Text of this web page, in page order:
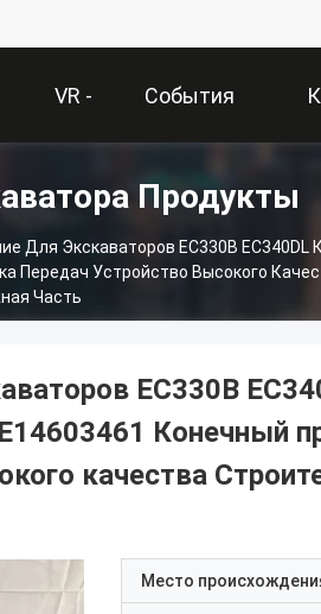
VR -
Шоу
События
Продукты
Для Экскаваторов EC330B EC340DL
Передач Устройство Высокого
Часть
EC330B
Конечный
качества
Место